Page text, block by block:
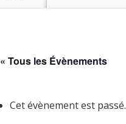
« Tous les Évènements
Cet évènement est passé.